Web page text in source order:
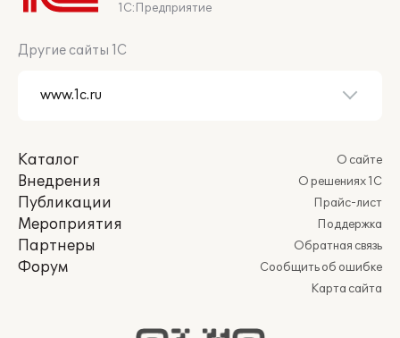
1С:Предприятие
Другие сайты 1С
Каталог
Внедрения
Публикации
Мероприятия
Партнеры
Форум
О сайте
О решениях 1С
Прайс-лист
Поддержка
Обратная связь
Сообщить об ошибке
Карта сайта